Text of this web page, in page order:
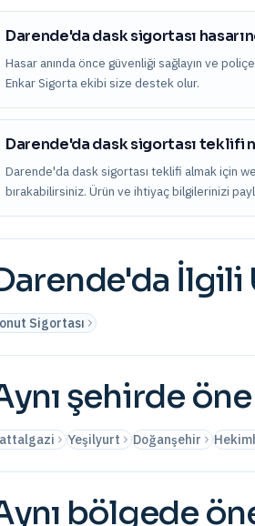
Darende'da dask sigortası
Hasar anında önce güvenliği sağlayın ve
Enkar Sigorta ekibi size destek olur.
Darende'da dask sigortası teklifi
Darende'da dask sigortası teklifi almak için
bırakabilirsiniz. Ürün ve ihtiyaç bilgilerinizi
'da İlgili
Sigortası
şehirde
Yeşilyurt Doğanşehir
bölgede